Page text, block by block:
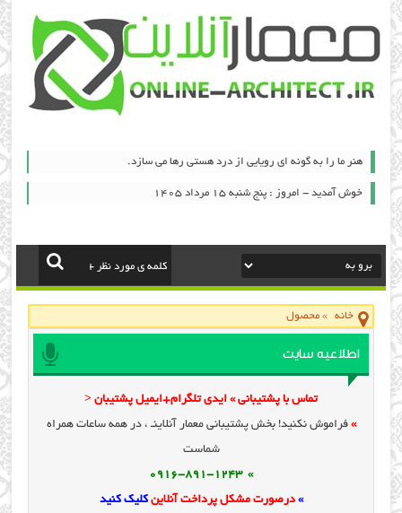
هنر ما را به گونه اي رويايي از درد هستي رها مي سازد.
خوش آمدید - امروز : پنج شنبه ۱۵ مرداد ۱۴۰۵
خانه »محصول
اطلاعیه سایت
تماس با پشتیبانی » ایدی تلگرام+ایمیل پشتیبان <
» فراموش نکنید! بخش پشتیبانی معمار آنلاینـ ، در همه ساعات همراه
شماست
» 0916-891-1243
» درصورت مشکل پرداخت آنلاینکلیک کنید